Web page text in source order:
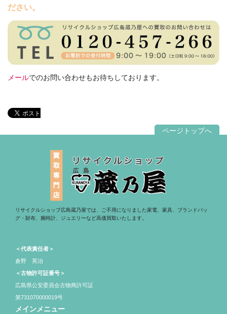
ださい。
メールでのお問い合わせもお待ちしております。
ページトップへ
リサイクルショップ広島蔵乃屋では、ご不用になりました家電、家具、ブランドバッ
グ・財布、腕時計、ジュエリーなど高価買取いたします。
＜代表責任者＞
倉野 英治
＜古物許可証番号＞
広島県公安委員会古物商許可証
第731070000019号
メインメニュー